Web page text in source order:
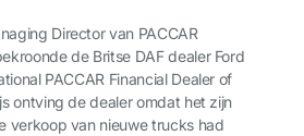
Director van PACCAR
de Britse DAF dealer Ford
PACCAR Financial Dealer of
ontving de dealer omdat het zijn
verkoop van nieuwe trucks had